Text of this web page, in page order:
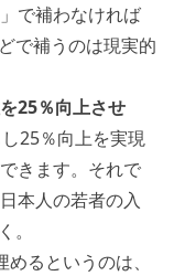
で補わなければ
で補うのは現実的
25％向上させ
25％向上を実現
できます。それで
本人の若者の入
るというのは、